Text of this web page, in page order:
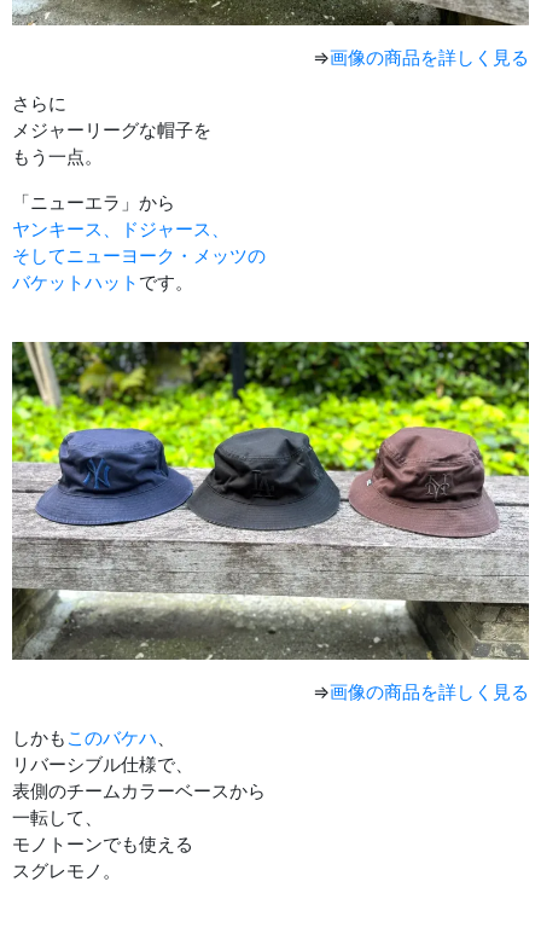
⇒画像の商品を詳しく見る
さらに
メジャーリーグな帽子を
もう一点。
「ニューエラ」から
ヤンキース、ドジャース、
そしてニューヨーク・メッツの
バケットハット です。
⇒画像の商品を詳しく見る
しかも このバケハ、
リバーシブル仕様で、
表側のチームカラーベースから
一転して、
モノトーンでも使える
スグレモノ。